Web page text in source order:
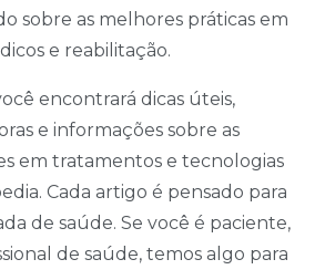
sobre as melhores práticas em
e reabilitação.
encontrará dicas úteis,
e informações sobre as
em tratamentos e tecnologias
Cada artigo é pensado para
de saúde. Se você é paciente,
de saúde, temos algo para